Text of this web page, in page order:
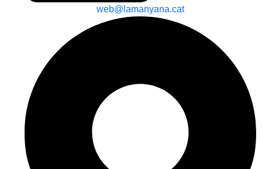
web@lamanyana.cat